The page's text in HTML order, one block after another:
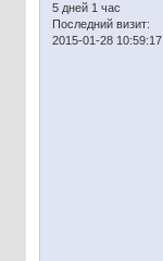
5 дней 1 час
Последний визит:
2015-01-28 10:59:17